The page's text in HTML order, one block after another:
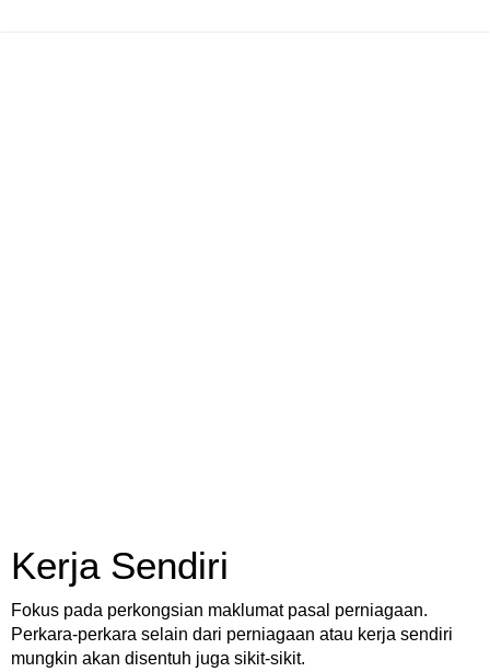
Kerja Sendiri
Fokus pada perkongsian maklumat pasal perniagaan.
Perkara-perkara selain dari perniagaan atau kerja sendiri
mungkin akan disentuh juga sikit-sikit.